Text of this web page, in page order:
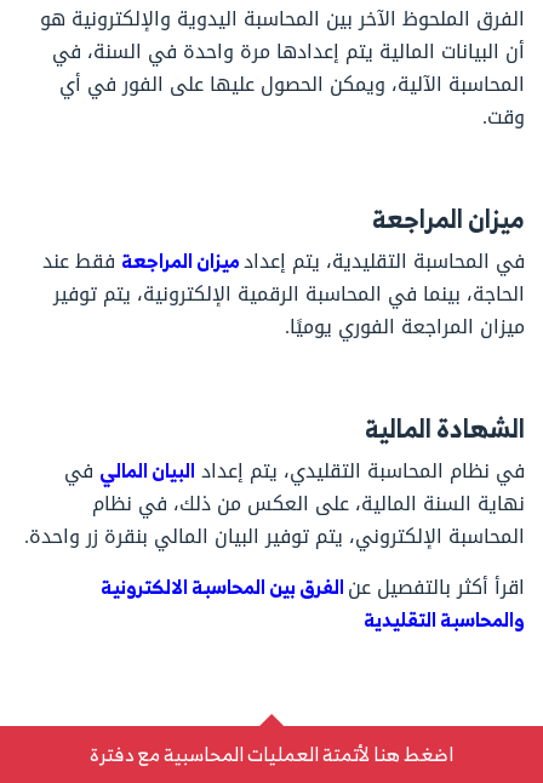
الفرق الملحوظ الآخر بين المحاسبة اليدوية والإلكترونية هو
أن البيانات المالية يتم إعدادها مرة واحدة في السنة، في
المحاسبة الآلية، ويمكن الحصول عليها على الفور في أي
وقت.
ميزان المراجعة
في المحاسبة التقليدية، يتم إعدادميزان المراجعة فقط عند
الحاجة، بينما في المحاسبة الرقمية الإلكترونية، يتم توفير
ميزان المراجعة الفوري يوميًا.
الشهادة المالية
في نظام المحاسبة التقليدي، يتم إعداد البيان المالي في
نهاية السنة المالية، على العكس من ذلك، في نظام
المحاسبة الإلكتروني، يتم توفير البيان المالي بنقرة زر واحدة.
اقرأ أكثر بالتفصيل عنالفرق بين المحاسبة الالكترونية
والمحاسبة التقليدية
كيف يكون دفترة طريقك إلى مميزات
اضغط هنا لأتمتة العمليات المحاسبية مع دفترة